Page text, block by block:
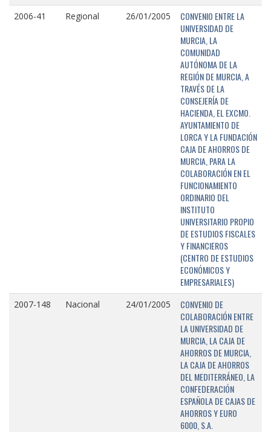
2006-41 Regional 26/01/2005
CONVENIO ENTRE LA
UNIVERSIDAD DE
MURCIA, LA
COMUNIDAD
AUTÓNOMA DE LA
REGIÓN DE MURCIA, A
TRAVÉS DE LA
CONSEJERÍA DE
HACIENDA, EL EXCMO.
AYUNTAMIENTO DE
LORCA Y LA FUNDACIÓN
CAJA DE AHORROS DE
MURCIA, PARA LA
COLABORACIÓN EN EL
FUNCIONAMIENTO
ORDINARIO DEL
INSTITUTO
UNIVERSITARIO PROPIO
DE ESTUDIOS FISCALES
Y FINANCIEROS
(CENTRO DE ESTUDIOS
ECONÓMICOS Y
EMPRESARIALES)
2007-148 Nacional 24/01/2005
CONVENIO DE
COLABORACIÓN ENTRE
LA UNIVERSIDAD DE
MURCIA, LA CAJA DE
AHORROS DE MURCIA,
LA CAJA DE AHORROS
DEL MEDITERRÁNEO, LA
CONFEDERACIÓN
ESPAÑOLA DE CAJAS DE
AHORROS Y EURO
6000, S.A.